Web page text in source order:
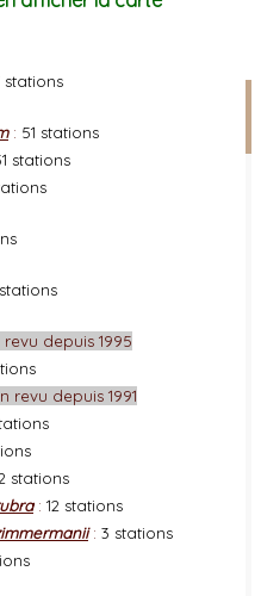
stations
: 51 stations
stations
revu depuis 1995
revu depuis 1991
stations
: 12 stations
: 3 stations